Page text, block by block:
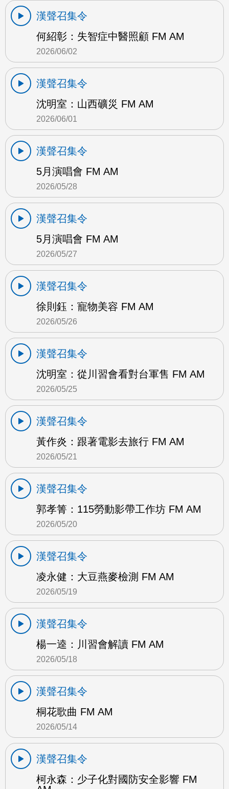
漢聲召集令
何紹彰：失智症中醫照顧 FM AM
2026/06/02
漢聲召集令
沈明室：山西礦災 FM AM
2026/06/01
漢聲召集令
5月演唱會 FM AM
2026/05/28
漢聲召集令
5月演唱會 FM AM
2026/05/27
漢聲召集令
徐則鈺：寵物美容 FM AM
2026/05/26
漢聲召集令
沈明室：從川習會看對台軍售 FM AM
2026/05/25
漢聲召集令
黃作炎：跟著電影去旅行 FM AM
2026/05/21
漢聲召集令
郭孝箐：115勞動影帶工作坊 FM AM
2026/05/20
漢聲召集令
凌永健：大豆燕麥檢測 FM AM
2026/05/19
漢聲召集令
楊一逵：川習會解讀 FM AM
2026/05/18
漢聲召集令
桐花歌曲 FM AM
2026/05/14
漢聲召集令
柯永森：少子化對國防安全影響 FM